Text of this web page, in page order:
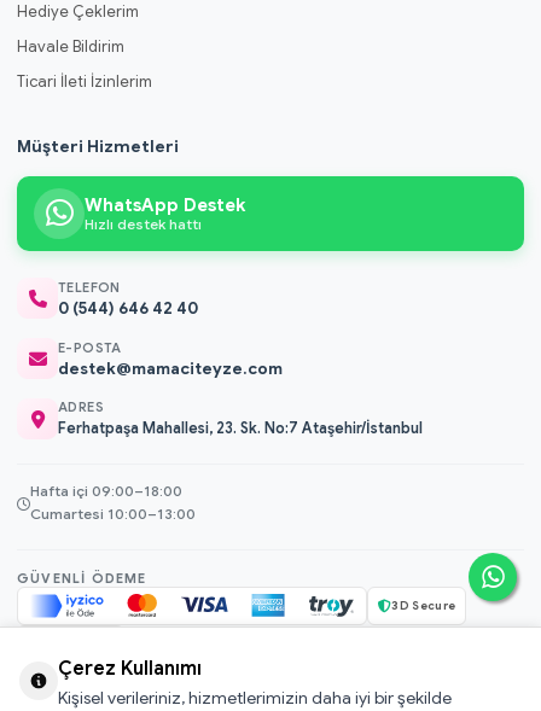
Hediye Çeklerim
Havale Bildirim
Ticari İleti İzinlerim
Müşteri Hizmetleri
WhatsApp Destek
Hızlı destek hattı
TELEFON
0 (544) 646 42 40
E-POSTA
destek@mamaciteyze.com
ADRES
Ferhatpaşa Mahallesi, 23. Sk. No:7 Ataşehir/İstanbul
Hafta içi 09:00–18:00
Cumartesi 10:00–13:00
GÜVENLI ÖDEME
3D Secure
Çerez Kullanımı
Kişisel verileriniz, hizmetlerimizin daha iyi bir şekilde